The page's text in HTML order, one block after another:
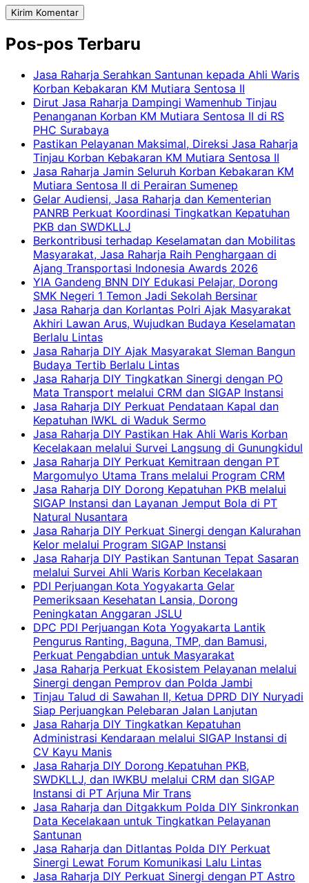
Pos-pos Terbaru
Jasa Raharja Serahkan Santunan kepada Ahli Waris
Korban Kebakaran KM Mutiara Sentosa II
Dirut Jasa Raharja Dampingi Wamenhub Tinjau
Penanganan Korban KM Mutiara Sentosa II di RS
PHC Surabaya
Pastikan Pelayanan Maksimal, Direksi Jasa Raharja
Tinjau Korban Kebakaran KM Mutiara Sentosa II
Jasa Raharja Jamin Seluruh Korban Kebakaran KM
Mutiara Sentosa II di Perairan Sumenep
Gelar Audiensi, Jasa Raharja dan Kementerian
PANRB Perkuat Koordinasi Tingkatkan Kepatuhan
PKB dan SWDKLLJ
Berkontribusi terhadap Keselamatan dan Mobilitas
Masyarakat, Jasa Raharja Raih Penghargaan di
Ajang Transportasi Indonesia Awards 2026
YIA Gandeng BNN DIY Edukasi Pelajar, Dorong
SMK Negeri 1 Temon Jadi Sekolah Bersinar
Jasa Raharja dan Korlantas Polri Ajak Masyarakat
Akhiri Lawan Arus, Wujudkan Budaya Keselamatan
Berlalu Lintas
Jasa Raharja DIY Ajak Masyarakat Sleman Bangun
Budaya Tertib Berlalu Lintas
Jasa Raharja DIY Tingkatkan Sinergi dengan PO
Mata Transport melalui CRM dan SIGAP Instansi
Jasa Raharja DIY Perkuat Pendataan Kapal dan
Kepatuhan IWKL di Waduk Sermo
Jasa Raharja DIY Pastikan Hak Ahli Waris Korban
Kecelakaan melalui Survei Langsung di Gunungkidul
Jasa Raharja DIY Perkuat Kemitraan dengan PT
Margomulyo Utama Trans melalui Program CRM
Jasa Raharja DIY Dorong Kepatuhan PKB melalui
SIGAP Instansi dan Layanan Jemput Bola di PT
Natural Nusantara
Jasa Raharja DIY Perkuat Sinergi dengan Kalurahan
Kelor melalui Program SIGAP Instansi
Jasa Raharja DIY Pastikan Santunan Tepat Sasaran
melalui Survei Ahli Waris Korban Kecelakaan
PDI Perjuangan Kota Yogyakarta Gelar
Pemeriksaan Kesehatan Lansia, Dorong
Peningkatan Anggaran JSLU
DPC PDI Perjuangan Kota Yogyakarta Lantik
Pengurus Ranting, Baguna, TMP, dan Bamusi,
Perkuat Pengabdian untuk Masyarakat
Jasa Raharja Perkuat Ekosistem Pelayanan melalui
Sinergi dengan Pemprov dan Polda Jambi
Tinjau Talud di Sawahan II, Ketua DPRD DIY Nuryadi
Siap Perjuangkan Pelebaran Jalan Lanjutan
Jasa Raharja DIY Tingkatkan Kepatuhan
Administrasi Kendaraan melalui SIGAP Instansi di
CV Kayu Manis
Jasa Raharja DIY Dorong Kepatuhan PKB,
SWDKLLJ, dan IWKBU melalui CRM dan SIGAP
Instansi di PT Arjuna Mir Trans
Jasa Raharja dan Ditgakkum Polda DIY Sinkronkan
Data Kecelakaan untuk Tingkatkan Pelayanan
Santunan
Jasa Raharja dan Ditlantas Polda DIY Perkuat
Sinergi Lewat Forum Komunikasi Lalu Lintas
Jasa Raharja DIY Perkuat Sinergi dengan PT Astro